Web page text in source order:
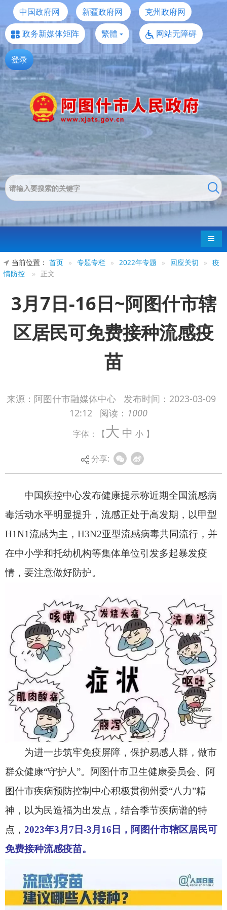
中国政府网 新疆政府网
克州政府网
政务新媒体矩阵
繁體 网站无障碍
登录
导航
当前位置： 首页 » 专题专栏 » 2022年专题 » 回应关切 » 疫
情防控
» 正文
3月7日-16日~阿图什市辖
区居民可免费接种流感疫
苗
来源：阿图什市融媒体中心 发布时间： 2023-03-09
12:12
阅读： 1000
字体：【大 中 小 】
分享:
中国疾控中心发布健康提示称近期全国流感病
提升，流感正处于高发期，以甲型
在中小学和托幼机构等集体单位引发多起暴发疫
为进一步筑牢免疫屏障，保护易感人群， 做市
群众
健康“守护人”。阿图什市卫生健康委员会、阿
图什市疾病预防控制中心积极贯彻州委“八力”精
神，以为民造福为出发点，结合季节疾病谱的特
点，2023年3月7日 16日，阿图什市辖区居民可
免费接种流感疫苗。
接种对象